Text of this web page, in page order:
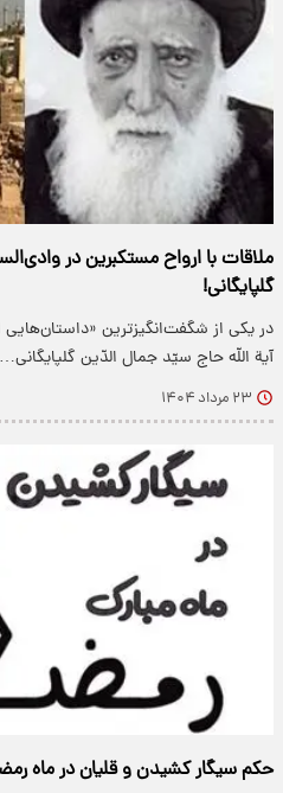
ملاقات با ارواح مستکبرین در
گلپایگانی!
در یکی از شگفت‌انگیزترین «داستان‌هایی
آیة اللّه حاج سیّد جمال الدّین گلپایگانی…
۲۳ مرداد ۱۴۰۴
حکم سیگار کشیدن و قلیان در ماه